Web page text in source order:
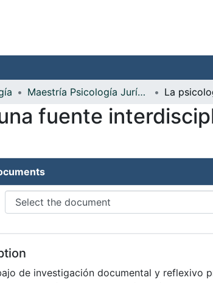
Maestría Psicología Jurídica
fuente
de investigación documental y reflexivo